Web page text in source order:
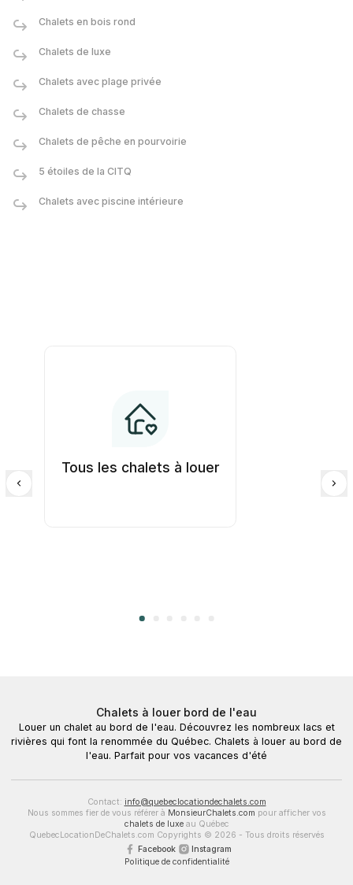
Chalets en bois rond
Chalets de luxe
Chalets avec plage privée
Chalets de chasse
Chalets de pêche en pourvoirie
5 étoiles de la CITQ
Chalets avec piscine intérieure
Tous les chalets à louer
Chalets à louer bord de l'eau
Louer un chalet au bord de l'eau. Découvrez les nombreux lacs et
rivières qui font la renommée du Québec. Chalets à louer au bord de
l'eau. Parfait pour vos vacances d'été
Contact: info@quebeclocationdechalets.com
Nous sommes fier de vous référer à MonsieurChalets.com pour afficher vos
chalets de luxeau Québec
QuebecLocationDeChalets.com Copyrights © 2026 - Tous droits réservés
Facebook
Instagram
Politique de confidentialité